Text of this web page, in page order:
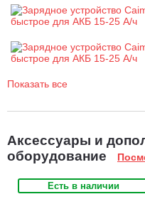
Показать все
Аксессуары и
оборудование
Есть в наличии